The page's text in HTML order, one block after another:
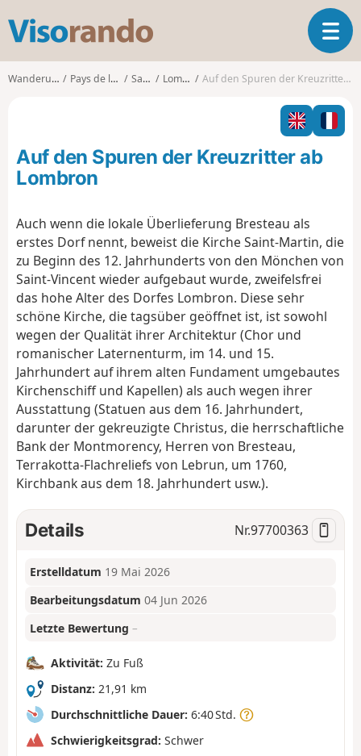
s
o
o
T
o
g
l
n
t
i
Wanderungen Pays de la Loire Sarthe Lombron Auf den Spuren der Kreuzritter ab Lombron
Auf den Spuren der Kreuzritter ab
Lombron
Auch wenn die lokale Überlieferung Bresteau als
erstes Dorf nennt, beweist die Kirche Saint-Martin, die
zu Beginn des 12. Jahrhunderts von den Mönchen von
Saint-Vincent wieder aufgebaut wurde, zweifelsfrei
das hohe Alter des Dorfes Lombron. Diese sehr
schöne Kirche, die tagsüber geöffnet ist, ist sowohl
wegen der Qualität ihrer Architektur (Chor und
romanischer Laternenturm, im 14. und 15.
Jahrhundert auf ihrem alten Fundament umgebautes
Kirchenschiff und Kapellen) als auch wegen ihrer
Ausstattung (Statuen aus dem 16. Jahrhundert,
darunter der gekreuzigte Christus, die herrschaftliche
Bank der Montmorency, Herren von Bresteau,
Terrakotta-Flachreliefs von Lebrun, um 1760,
Kirchbank aus dem 18. Jahrhundert usw.).
Details Nr.97700363
Erstelldatum 19 Mai 2026
Bearbeitungsdatum 04 Jun 2026
Letzte Bewertung –
Aktivität: Zu Fuß
Distanz: 21,91 km
Durchschnittliche Dauer: 6:40 Std.
Schwierigkeitsgrad: Schwer